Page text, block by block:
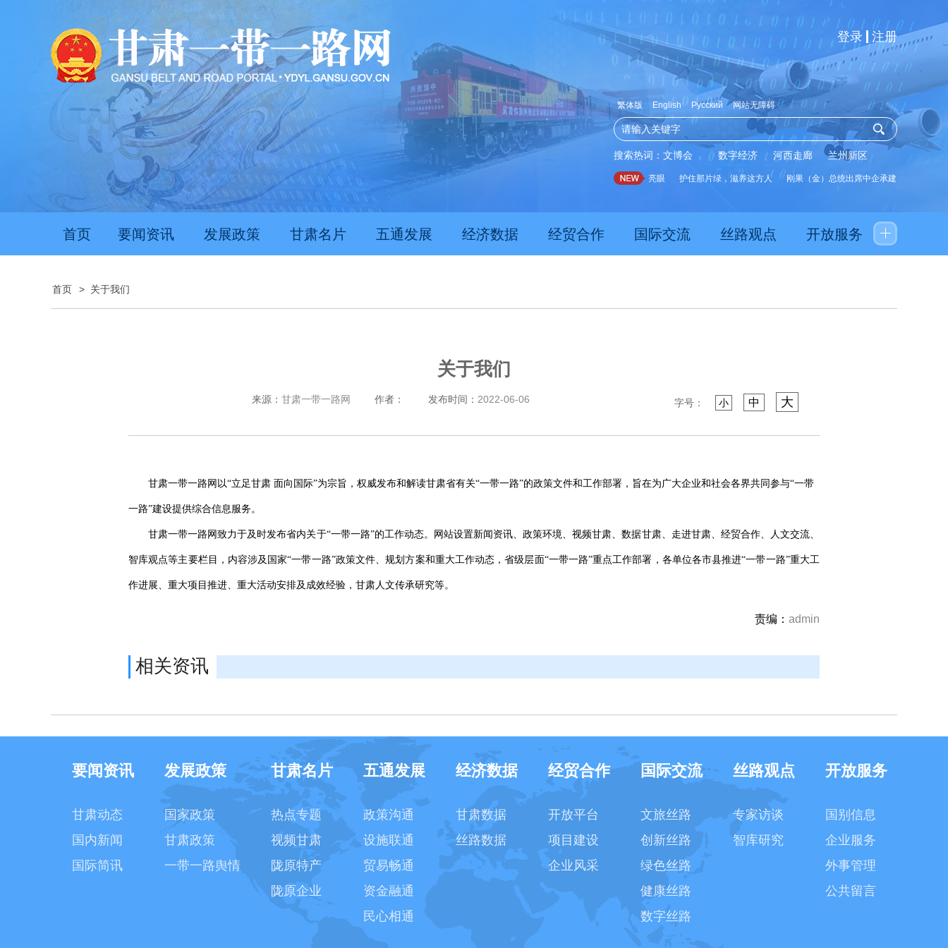
登录 注册
繁体版 English Русский 网站无障碍
搜索热词： 文博会 数字经济 河西走廊 兰州新区
推动经济持续向新向优向好发展 甘肃上半年新质生产力发展数据亮眼 护住那片绿，滋养这方人 刚果（金）总统出席中企承建水厂启用仪式
首页 要闻资讯 发展政策 甘肃名片 五通发展 经济数据 经贸合作 国际交流 丝路观点 开放服务
首页 > 关于我们
关于我们
来源： 甘肃一带一路网 作者： 发布时间： 2022-06-06 字号： 小 中 大
甘肃一带一路网以“立足甘肃 面向国际”为宗旨，权威发布和解读甘肃省有关“一带一路”的政策文件和工作部署，旨在为广大企业和社会各界共同参与“一带
一路”建设提供综合信息服务。
甘肃一带一路网致力于及时发布省内关于“一带一路”的工作动态。网站设置新闻资讯、政策环境、视频甘肃、数据甘肃、走进甘肃、经贸合作、人文交流、
智库观点等主要栏目，内容涉及国家“一带一路”政策文件、规划方案和重大工作动态，省级层面“一带一路”重点工作部署，各单位各市县推进“一带一路”重大工
作进展、重大项目推进、重大活动安排及成效经验，甘肃人文传承研究等。
责编： admin
相关资讯
要闻资讯
甘肃动态
国内新闻
国际简讯
发展政策
国家政策
甘肃政策
一带一路舆情
甘肃名片
热点专题
视频甘肃
陇原特产
陇原企业
五通发展
政策沟通
设施联通
贸易畅通
资金融通
民心相通
经济数据
甘肃数据
丝路数据
经贸合作
开放平台
项目建设
企业风采
国际交流
文旅丝路
创新丝路
绿色丝路
健康丝路
数字丝路
丝路观点
专家访谈
智库研究
开放服务
国别信息
企业服务
外事管理
公共留言